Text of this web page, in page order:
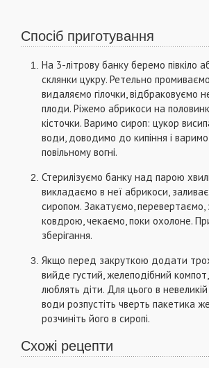
Спосіб приготування
На 3-літрову банку беремо півкіло
склянки цукру. Ретельно
видаляємо гілочки, відбраковуємо
плоди. Ріжемо абрикоси на
кісточки. Варимо сироп: цукор
води, доводимо до кипіння і
повільному вогні.
Стерилізуємо банку над парою
викладаємо в неї абрикоси,
сиропом. Закатуємо, перевертаємо,
ковдрою, чекаємо, поки охолоне.
зберігання.
Якщо перед закруткою додати
вийде густий, желеподібний
люблять діти. Для цього в невеликій
води розпустіть чверть пакетика
розчиніть його в сиропі.
Схожі рецепти